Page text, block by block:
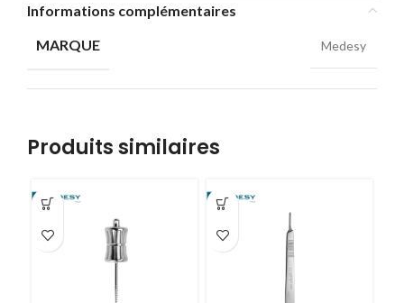
Informations complémentaires
MARQUE
Medesy
Produits similaires